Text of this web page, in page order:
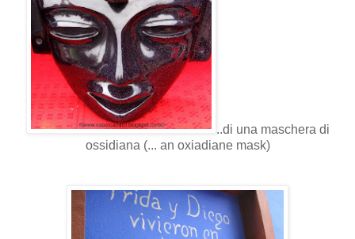
..di una maschera di
ossidiana (... an oxiadiane mask)